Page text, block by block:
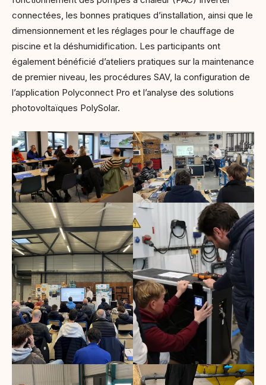
connectées, les bonnes pratiques d’installation, ainsi que le
dimensionnement et les réglages pour le chauffage de
piscine et la déshumidification. Les participants ont
également bénéficié d’ateliers pratiques sur la maintenance
de premier niveau, les procédures SAV, la configuration de
l’application Polyconnect Pro et l’analyse des solutions
photovoltaïques PolySolar.